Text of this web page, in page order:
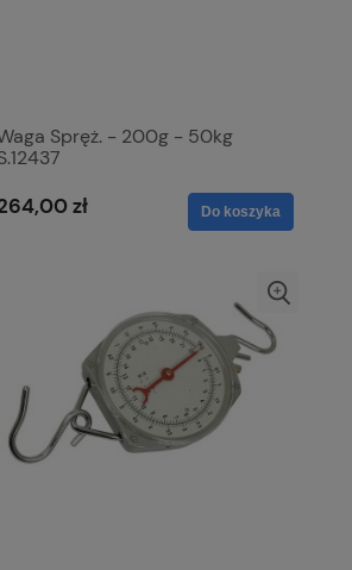
Spręż. - 200g - 50kg
zł Do koszyka